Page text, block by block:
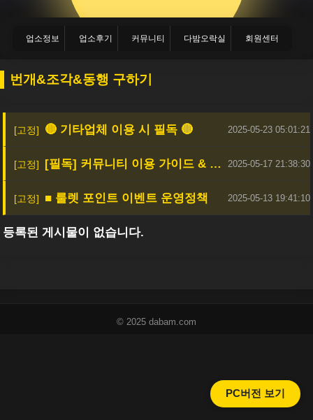
업소정보 업소후기 커뮤니티 다밤오락실 회원센터
번개&조각&동행 구하기
🔴 기타업체 이용 시 필독 🔴 2025-05-23 05:01:21
[필독] 커뮤니티 이용 가이드 & 안전한 활동을 위한 안내 2025-05-17 21:38:30
■ 룰렛 포인트 이벤트 운영정책 2025-05-13 19:41:10
등록된 게시물이 없습니다.
© 2025 dabam.com
PC버전 보기